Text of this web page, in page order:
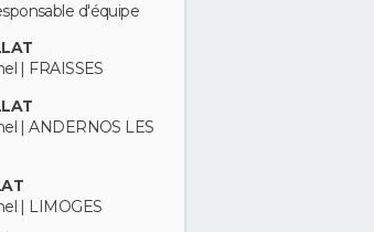
d'équipe
| FRAISSES
| ANDERNOS LES
| LIMOGES